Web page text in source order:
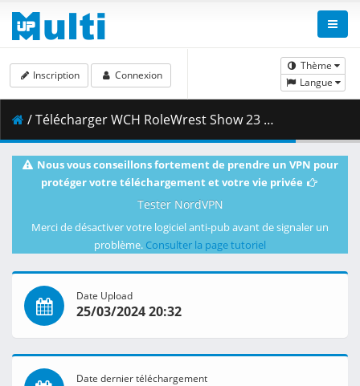
Thème
Langue
Inscription Connexion
/ Télécharger WCH RoleWrest Show 23 Mar 2024.mp4 ( 3.38 GB )
Nous vous conseillons fortement de prendre un VPN pour
protéger votre téléchargement et votre vie privée
Tester NordVPN
Merci de désactiver votre logiciel anti-pub avant de signaler un
problème. Consulter la page tutoriel
Date Upload
25/03/2024 20:32
Date dernier téléchargement